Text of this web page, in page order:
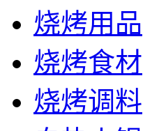
烧烤用品
烧烤食材
烧烤调料